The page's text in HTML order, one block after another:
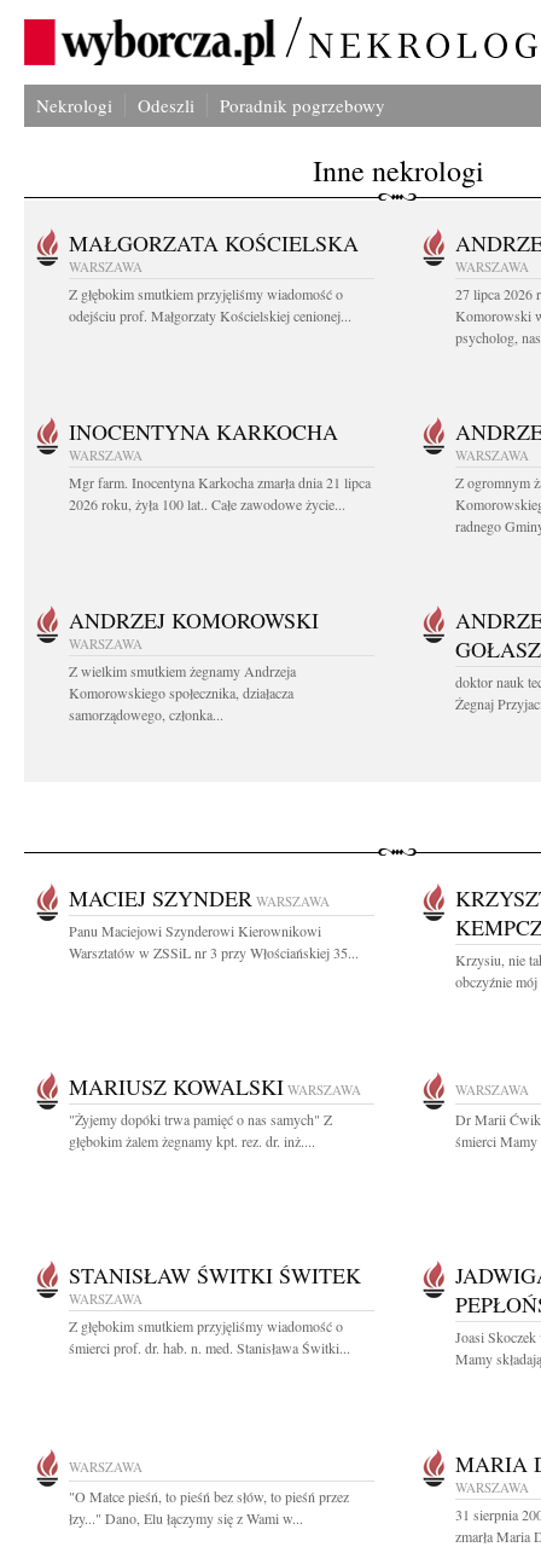
Nekrologi Odeszli Poradnik pogrzebowy
Inne nekrologi
MAŁGORZATA KOŚCIELSKA
WARSZAWA
Z głębokim smutkiem przyjęliśmy wiadomość o
odejściu prof. Małgorzaty Kościelskiej cenionej...
WARSZAWA
27 lipca 2026
Komorowski
psycholog,
INOCENTYNA KARKOCHA
WARSZAWA
Mgr farm. Inocentyna Karkocha zmarła dnia 21 lipca
2026 roku, żyła 100 lat.. Całe zawodowe życie...
WARSZAWA
Z ogromnym
radnego
ANDRZEJ KOMOROWSKI
WARSZAWA
Z wielkim smutkiem żegnamy Andrzeja
Komorowskiego społecznika, działacza
samorządowego, członka...
doktor nauk
Żegnaj
MACIEJ SZYNDER WARSZAWA
Panu Maciejowi Szynderowi Kierownikowi
Warsztatów w ZSSiL nr 3 przy Włościańskiej 35...
Krzysiu, nie
obczyźnie
MARIUSZ KOWALSKI WARSZAWA
"Żyjemy dopóki trwa pamięć o nas samych" Z
głębokim żalem żegnamy kpt. rez. dr. inż....
WARSZAWA
Dr Marii
śmierci Mamy
STANISŁAW ŚWITKI ŚWITEK
WARSZAWA
Z głębokim smutkiem przyjęliśmy wiadomość o
śmierci prof. dr. hab. n. med. Stanisława Świtki...
Joasi
Mamy
WARSZAWA
"O Matce pieśń, to pieśń bez słów, to pieśń przez
łzy..." Dano, Elu łączymy się z Wami w...
MARIA
WARSZAWA
31 sierpnia
zmarła Maria